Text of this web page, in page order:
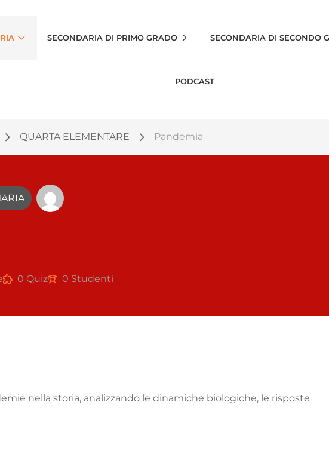
SECONDARIA DI PRIMO GRADO SECONDARIA DI SECONDO
PODCAST
QUARTA ELEMENTARE Pandemia
0 Quiz 0 Studenti
nella storia, analizzando le dinamiche biologiche, le risposte